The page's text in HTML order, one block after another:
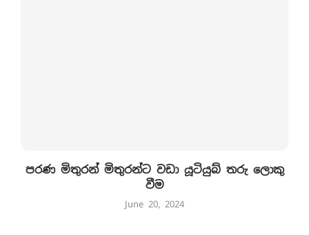
පරණ මිතුරන් මිතුරන්ට වඩා යූටියුබ් තරු ලොකු
වීම
June 20, 2024